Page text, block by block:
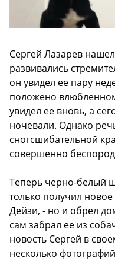
Сергей Лазарев
развивались
он увидел ее пару
положено
увидел ее вновь, а
ночевали. Однако
сногсшибательной
совершенно
Теперь черно-белый
только получил
Дейзи, - но и обрел
сам забрал ее из
новость Сергей в
несколько